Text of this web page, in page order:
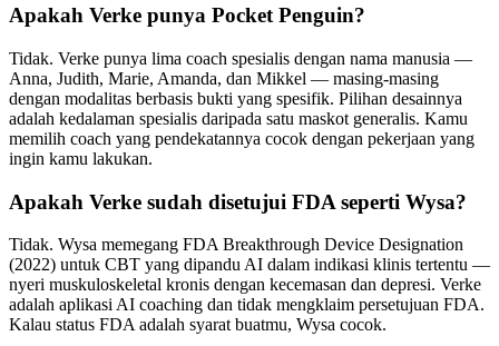
Apakah Verke punya Pocket Penguin?
Tidak. Verke punya lima coach spesialis dengan nama manusia —
Anna, Judith, Marie, Amanda, dan Mikkel — masing-masing
dengan modalitas berbasis bukti yang spesifik. Pilihan desainnya
adalah kedalaman spesialis daripada satu maskot generalis. Kamu
memilih coach yang pendekatannya cocok dengan pekerjaan yang
ingin kamu lakukan.
Apakah Verke sudah disetujui FDA seperti Wysa?
Tidak. Wysa memegang FDA Breakthrough Device Designation
(2022) untuk CBT yang dipandu AI dalam indikasi klinis tertentu —
nyeri muskuloskeletal kronis dengan kecemasan dan depresi. Verke
adalah aplikasi AI coaching dan tidak mengklaim persetujuan FDA.
Kalau status FDA adalah syarat buatmu, Wysa cocok.